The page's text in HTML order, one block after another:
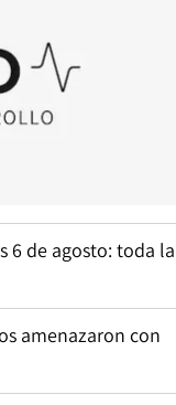
6 de agosto: toda la
amenazaron con